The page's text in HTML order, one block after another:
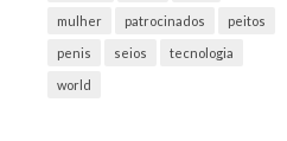
mulher patrocinados peitos
penis seios tecnologia
world